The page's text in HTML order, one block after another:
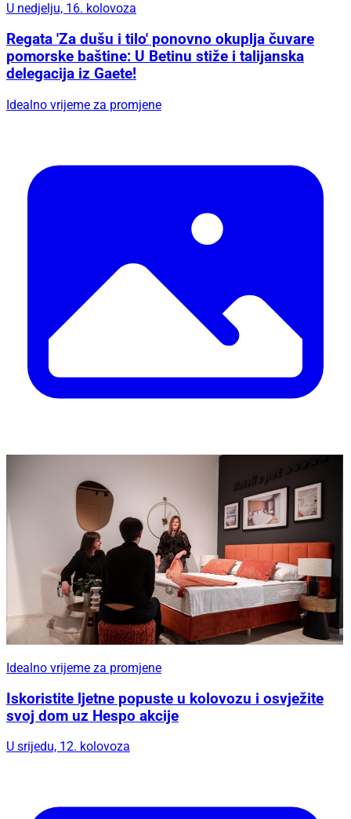
U nedjelju, 16. kolovoza
Regata 'Za dušu i tilo' ponovno okuplja čuvare
pomorske baštine: U Betinu stiže i talijanska
delegacija iz Gaete!
Idealno vrijeme za promjene
Idealno vrijeme za promjene
Iskoristite ljetne popuste u kolovozu i osvježite
svoj dom uz Hespo akcije
U srijedu, 12. kolovoza